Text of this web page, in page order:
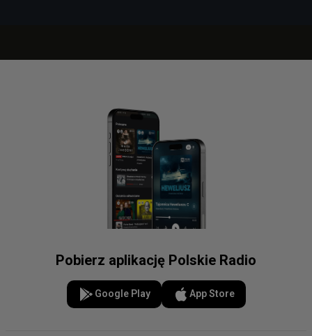
Pobierz aplikację Polskie Radio
Google Play App Store